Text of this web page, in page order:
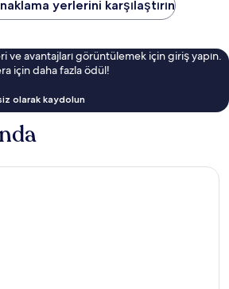
yerlerini karşılaştırın
ve avantajları görüntülemek için giriş yapın.
için daha fazla ödül!
olarak kaydolun